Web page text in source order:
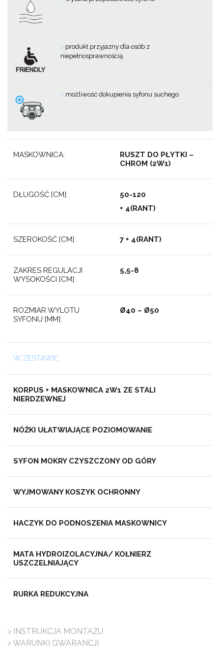
> produkt przyjazny dla osób z
niepełnosprawnością
> możliwość dokupienia syfonu suchego
MASKOWNICA:
RUSZT DO PŁYTKI –
CHROM (2W1)
DŁUGOŚĆ [CM]:
50-120
+ 4(RANT)
SZEROKOŚĆ [CM]: 7 + 4(RANT)
ZAKRES REGULACJI
WYSOKOŚCI [CM]:
5,5-8
ROZMIAR WYLOTU
SYFONU [MM]:
Ø40 – Ø50
W ZESTAWIE:
KORPUS + MASKOWNICA 2W1 ZE STALI
NIERDZEWNEJ
NÓŻKI UŁATWIAJĄCE POZIOMOWANIE
SYFON MOKRY CZYSZCZONY OD GÓRY
WYJMOWANY KOSZYK OCHRONNY
HACZYK DO PODNOSZENIA MASKOWNICY
MATA HYDROIZOLACYJNA/ KOŁNIERZ
USZCZELNIAJĄCY
RURKA REDUKCYJNA
> INSTRUKCJA MONTAŻU
> WARUNKI GWARANCJI